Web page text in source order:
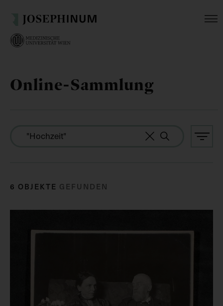
Online-Sammlung
6 OBJEKTE GEFUNDEN